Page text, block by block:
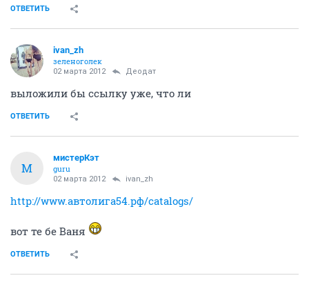
ОТВЕТИТЬ
ivan_zh
зеленоголек
02 марта 2012 Деодат
выложили бы ссылку уже, что ли
ОТВЕТИТЬ
М
мистерКэт
guru
02 марта 2012 ivan_zh
http://www.автолига54.рф/catalogs/
вот те бе Ваня
ОТВЕТИТЬ